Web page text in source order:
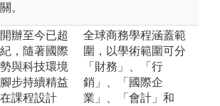
。
辦至今已超
，隨著國際
與科技環境
步持續精益
課程設計
全球商務學程涵蓋範
圍，以學術範圍可分
「財務」、「行
銷」、「國際企
業」、「會計」和